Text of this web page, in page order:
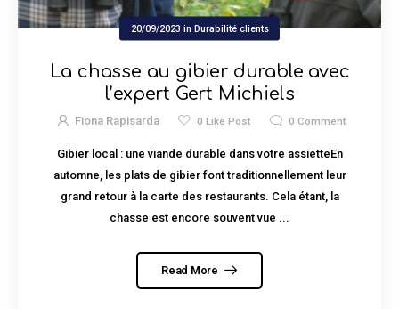
20/09/2023 in Durabilité clients
La chasse au gibier durable avec
l’expert Gert Michiels
Fiona Rapisarda 0 Like Post 0 Comment
Gibier local : une viande durable dans votre assietteEn
automne, les plats de gibier font traditionnellement leur
grand retour à la carte des restaurants. Cela étant, la
chasse est encore souvent vue ...
Read More